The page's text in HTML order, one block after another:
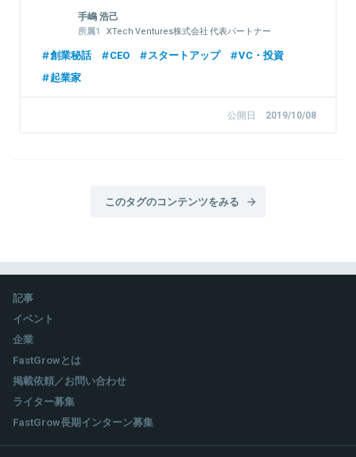
手嶋 浩己
XTech Ventures株式会社 代表パートナー
創業秘話 CEO スタートアップ
VC・投資
起業家
公開日 2019/10/08
このタグのコンテンツをみる
記事
イベント
企業
FastGrowとは
掲載依頼／お問い合わせ
ライター募集
FastGrow長期インターン募集